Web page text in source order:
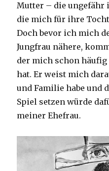
Mutter – die ungefähr
die mich für ihre
Doch bevor ich mich
Jungfrau nähere,
der mich schon
hat. Er weist mich
und Familie habe und
Spiel setzen würde
meiner Ehefrau.